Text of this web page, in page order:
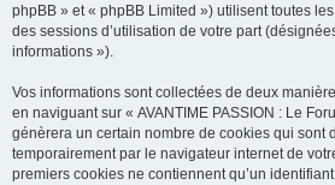
phpBB » et « phpBB Limited ») utilisent toutes
des sessions d’utilisation de votre part
informations »).
Vos informations sont collectées de deux
en naviguant sur « AVANTIME PASSION : Le
génèrera un certain nombre de cookies qui sont
temporairement par le navigateur internet de
premiers cookies ne contiennent qu’un